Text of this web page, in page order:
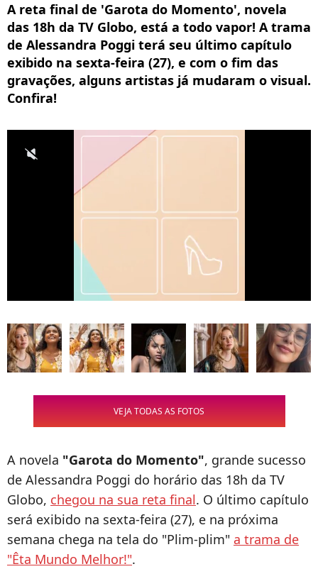
A reta final de 'Garota do Momento', novela
das 18h da TV Globo, está a todo vapor! A trama
de Alessandra Poggi terá seu último capítulo
exibido na sexta-feira (27), e com o fim das
gravações, alguns artistas já mudaram o visual.
Confira!
VEJA TODAS AS FOTOS
A novela "Garota do Momento", grande sucesso
de Alessandra Poggi do horário das 18h da TV
Globo, chegou na sua reta final. O último capítulo
será exibido na sexta-feira (27), e na próxima
semana chega na tela do "Plim-plim" a trama de
"Êta Mundo Melhor!".